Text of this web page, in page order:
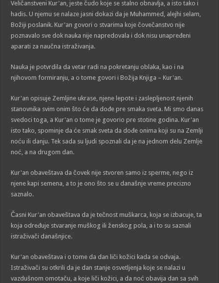
Veličanstveni Kur'an, jeste čudo koje se stalno obnavlja, a isto tako i
hadis. U njemu se nalaze jasni dokazi da je Muhammed, alejhi selam,
Božiji poslanik. Kur'an govori o stvarima koje čovečanstvo nije
poznavalo sve dok nauka nije napredovala i dok nisu unapređeni
aparati za naučna istraživanja.
Nauka je potvrdila da vetar radi na pokretanju oblaka, kao i na
njihovom formiranju, a o tome govori i Božija Knjiga – Kur'an.
Kur'an opisuje Zemljine ukrase, njene lepote i zaslepljenost njenih
stanovnika svim onim što će da dođe pre smaka sveta. Mi smo danas
svedoci toga, a Kur'an o tome je govorio pre stotine godina. Kur'an
isto tako, spominje da će smak sveta da dođe onima koji su na Zemlji
noću ili danju. Tek sada su ljudi spoznali da je na jednom delu Zemlje
noć, a na drugom dan.
Kur'an obaveštava da čovek nije stvoren samo iz sperme, nego iz
njene kapi semena, a to je ono što se u današnje vreme precizno
saznalo.
Časni Kur'an obaveštava da je tečnost muškarca, koja se izbacuje, ta
koja određuje stvaranje muškog ili ženskog pola, a i to su saznali
istraživači današnjice.
Kur'an obaveštava i o tome da dan liči kožici kada se odvaja.
Istraživači su otkrili da je dan stanje osvetljenja koje se nalazi u
vazdušnom omotaču, a koje liči kožici, a da noć obavija dan sa svih